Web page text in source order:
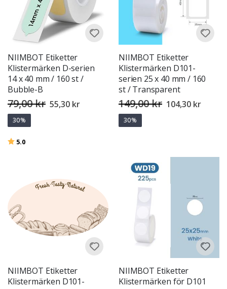
NIIMBOT Etiketter
Klistermärken D-serien
14 x 40 mm / 160 st /
Bubble-B
79,00 kr Special
Price
55,30 kr
30%
Betyg:
5.0
NIIMBOT Etiketter
Klistermärken D101-
serien 25 x 40 mm / 160
st / Transparent
149,00 kr Special
Price
104,30 kr
30%
NIIMBOT Etiketter
Klistermärken D101-
NIIMBOT Etiketter
Klistermärken för D101